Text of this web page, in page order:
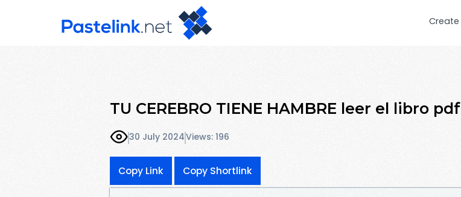
Create
TU CEREBRO TIENE HAMBRE leer el libro pdf
30 July 2024Views: 196
Copy Link Copy Shortlink